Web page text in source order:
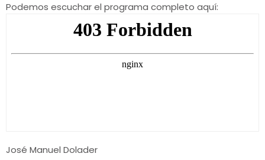
Podemos escuchar el programa completo aquí:
José Manuel Dolader